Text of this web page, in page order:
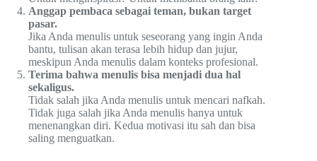
Anggap pembaca sebagai teman, bukan target
pasar.
Jika Anda menulis untuk seseorang yang ingin Anda
bantu, tulisan akan terasa lebih hidup dan jujur,
meskipun Anda menulis dalam konteks profesional.
Terima bahwa menulis bisa menjadi dua hal
sekaligus.
Tidak salah jika Anda menulis untuk mencari nafkah.
Tidak juga salah jika Anda menulis hanya untuk
menenangkan diri. Kedua motivasi itu sah dan bisa
saling menguatkan.